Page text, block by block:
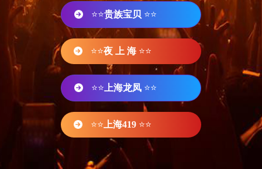
⭐⭐贵族宝贝 ⭐⭐
⭐⭐夜 上 海 ⭐⭐
⭐⭐ 上海龙凤 ⭐⭐
⭐⭐ 上海419 ⭐⭐